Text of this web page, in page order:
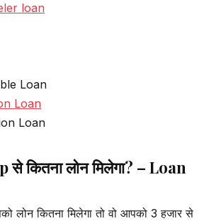
loan
Loan
Loan
Loan
कितना लोन मिलेगा? – Loan
लोन कितना मिलेगा तो वो आपको 3 हजार से